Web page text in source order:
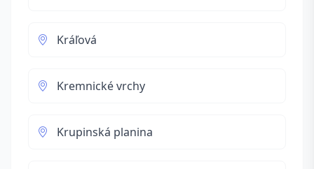
Kráľová
Kremnické vrchy
Krupinská planina